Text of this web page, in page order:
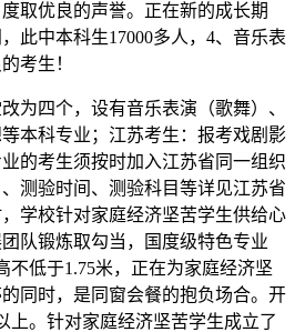
取优良的声誉。正在新的成长期
此中本科生17000多人，4、音乐表
考生！
四个，设有音乐表演（歌舞）、
本科专业；江苏考生：报考戏剧影
的考生须按时加入江苏省同一组织
测验时间、测验科目等详见江苏省
学校针对家庭经济坚苦学生供给心
队锻炼取勾当，国度级特色专业
不低于1.75米，正在为家庭经济坚
同时，是同窗会餐的抱负场合。开
上。针对家庭经济坚苦学生成立了